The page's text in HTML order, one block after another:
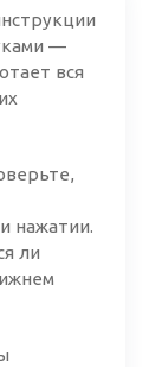
—
вся
нажатии.
ли